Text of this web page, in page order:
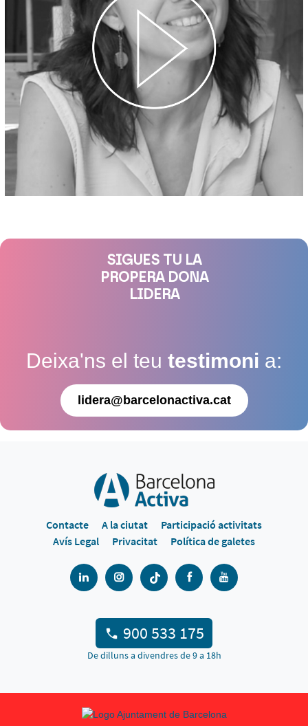
SIGUES TU LA
PROPERA DONA
LIDERA
Deixa'ns el teu testimoni a:
lidera@barcelonactiva.cat
Contacte A la ciutat
Participació activitats
Avís Legal
Privacitat Política de galetes
900 533 175
De dilluns a divendres de 9 a 18h